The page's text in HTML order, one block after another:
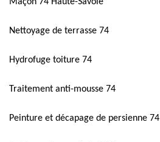
Nettoyage de terrasse 74
Hydrofuge toiture 74
Traitement anti-mousse 74
Peinture et décapage de persienne 74